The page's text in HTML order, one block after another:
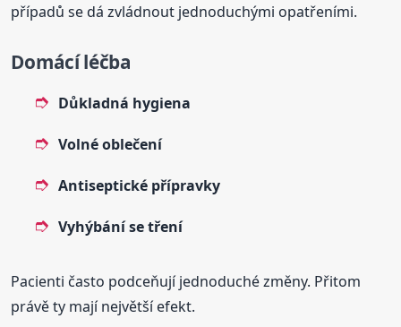
případů se dá zvládnout jednoduchými opatřeními.
Domácí léčba
Důkladná hygiena
Volné oblečení
Antiseptické přípravky
Vyhýbání se tření
Pacienti často podceňují jednoduché změny. Přitom
právě ty mají největší efekt.